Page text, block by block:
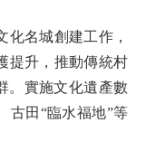
名城創建工作，
提升，推動傳統村
。實施文化遺產數
古田“臨水福地”等